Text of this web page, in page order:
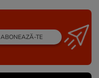
ABONEAZĂ-TE